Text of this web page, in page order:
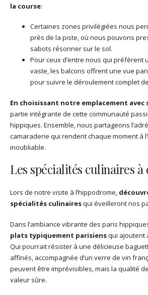
la course:
Certaines zones privilégiées nous
près de la piste, où nous pouvons
sabots résonner sur le sol.
Pour ceux d’entre nous qui préfèrent
vaste, les balcons offrent une vue
pour suivre le déroulement complet
En choisissant notre emplacement avec
partie intégrante de cette communauté
hippiques. Ensemble, nous partageons
camaraderie qui rendent chaque moment à
inoubliable.
Les spécialités culinaires à
Lors de notre visite à l’hippodrome,
spécialités culinairesqui éveilleront nos
Dans l’ambiance vibrante des paris
plats typiquement parisiensqui ajoutent
Qui pourrait résister à une délicieuse
affinés, accompagnée d’un verre de vin
peuvent être imprévisibles, mais la qualité
valeur sûre.